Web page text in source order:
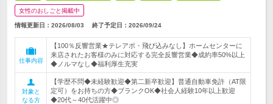
女性のおしごと掲載中
情報更新日：2026/08/03 終了予定日： 2026/09/24
仕事内容
【100％反響営業★テレアポ・飛び込みなし】ホームセンターに
来店されたお客様のみに対応する完全反響営業◆成約率50%以上
◆ノルマなし◆福利厚生充実
対象と
なる方
【学歴不問◆未経験歓迎◆第二新卒歓迎】普通自動車免許（AT限
定可）をお持ちの方◆ブランクOK◆社会人経験10年以上歓迎
◆20代～40代活躍中◎